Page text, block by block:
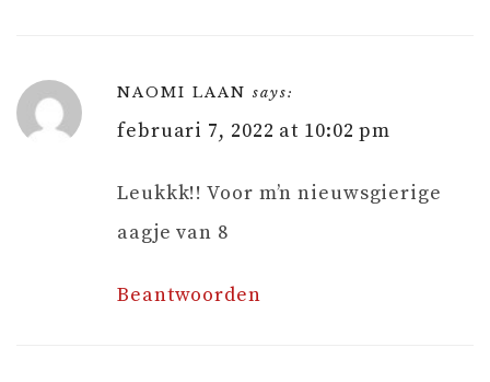
NAOMI LAAN says:
februari 7, 2022 at 10:02 pm
Leukkk!! Voor m’n nieuwsgierige
aagje van 8
Beantwoorden